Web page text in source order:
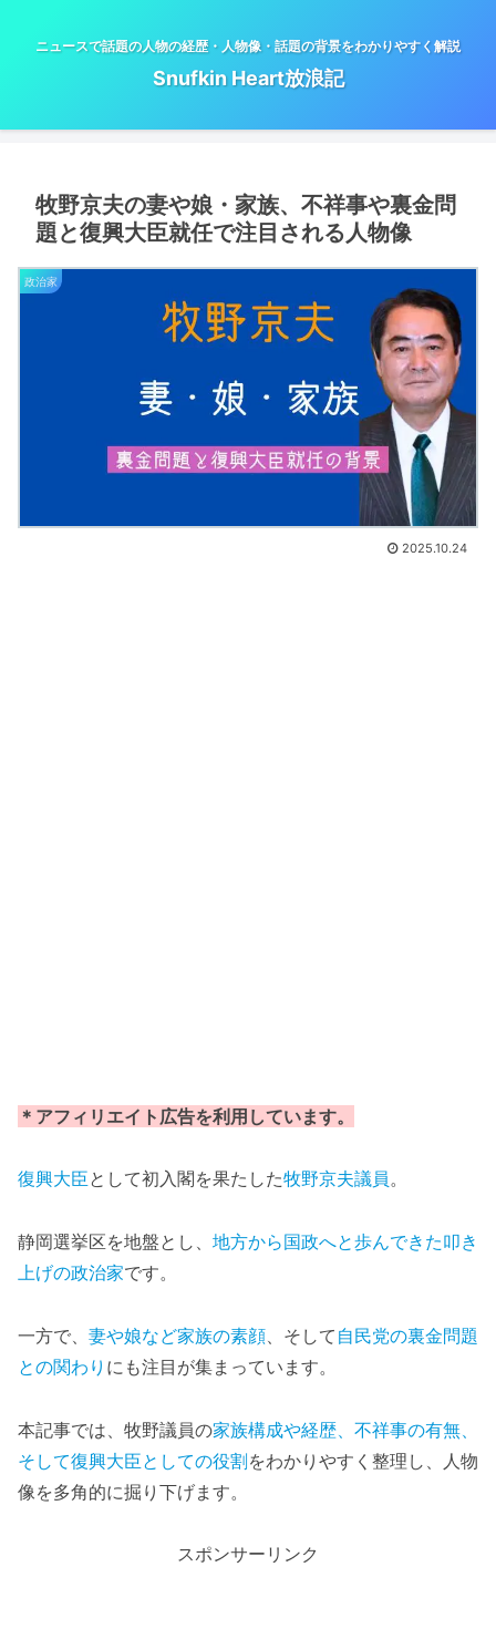
ニュースで話題の人物の経歴・人物像・話題の背景をわかりやすく解説
Snufkin Heart放浪記
牧野京夫の妻や娘・家族、不祥事や裏金問
題と復興大臣就任で注目される人物像
政治家
2025.10.24
＊アフィリエイト広告を利用しています。
復興大臣として初入閣を果たした牧野京夫議員。
静岡選挙区を地盤とし、 地方から国政へと歩んできた叩き
上げの政治家です。
一方で、 妻や娘など家族の素顔 、そして 自民党の裏金問題
との関わり にも注目が集まっています。
本記事では、牧野議員の家族構成や経歴、不祥事の有無、
そして復興大臣としての役割をわかりやすく整理し、人物
像を多角的に掘り下げます。
スポンサーリンク